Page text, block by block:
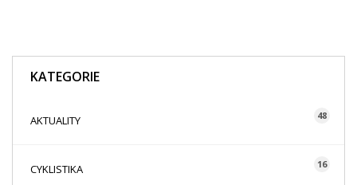
KATEGORIE
AKTUALITY 48
CYKLISTIKA 16